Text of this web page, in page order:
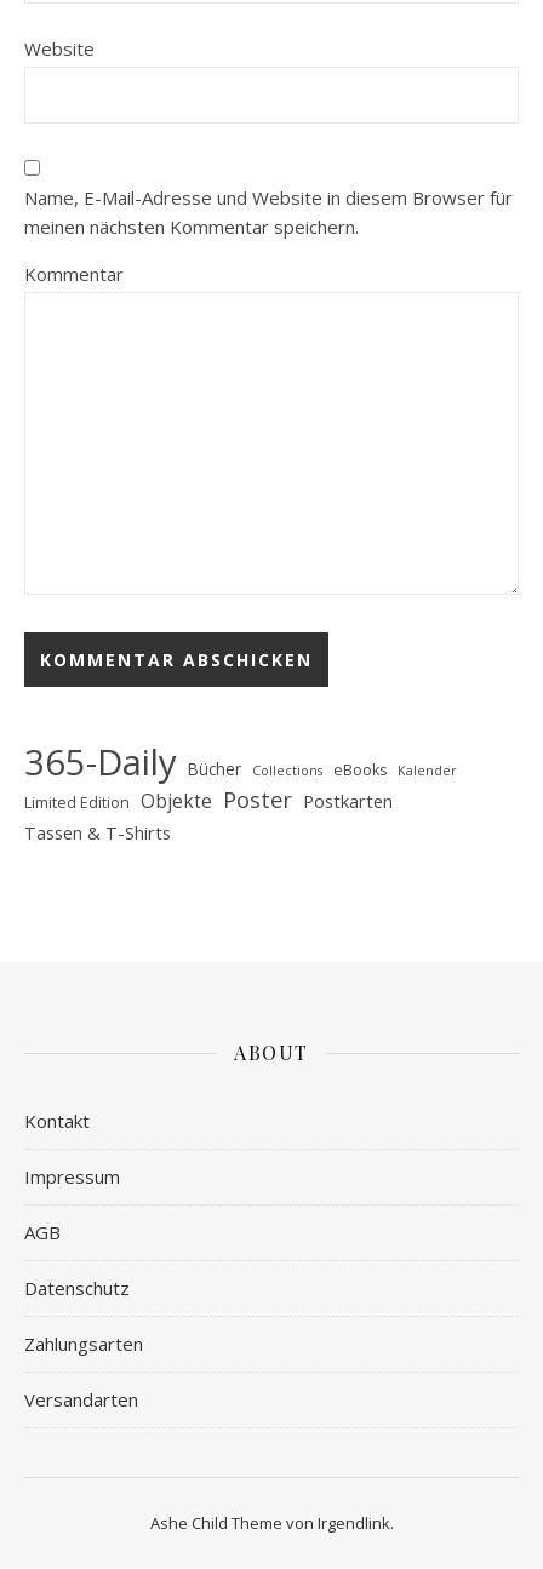
Website
Name, E-Mail-Adresse und Website in diesem Browser für
meinen nächsten Kommentar speichern.
Kommentar
365-Daily Bücher Collections eBooks Kalender
Limited Edition Objekte Poster Postkarten
Tassen & T-Shirts
ABOUT
Kontakt
Impressum
AGB
Datenschutz
Zahlungsarten
Versandarten
Ashe Child Theme von Irgendlink.